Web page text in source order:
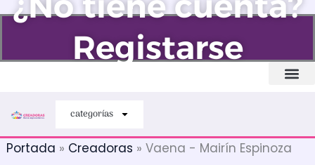
Registarse
categorías
Portada » Creadoras »Vaena - Mairín Espinoza